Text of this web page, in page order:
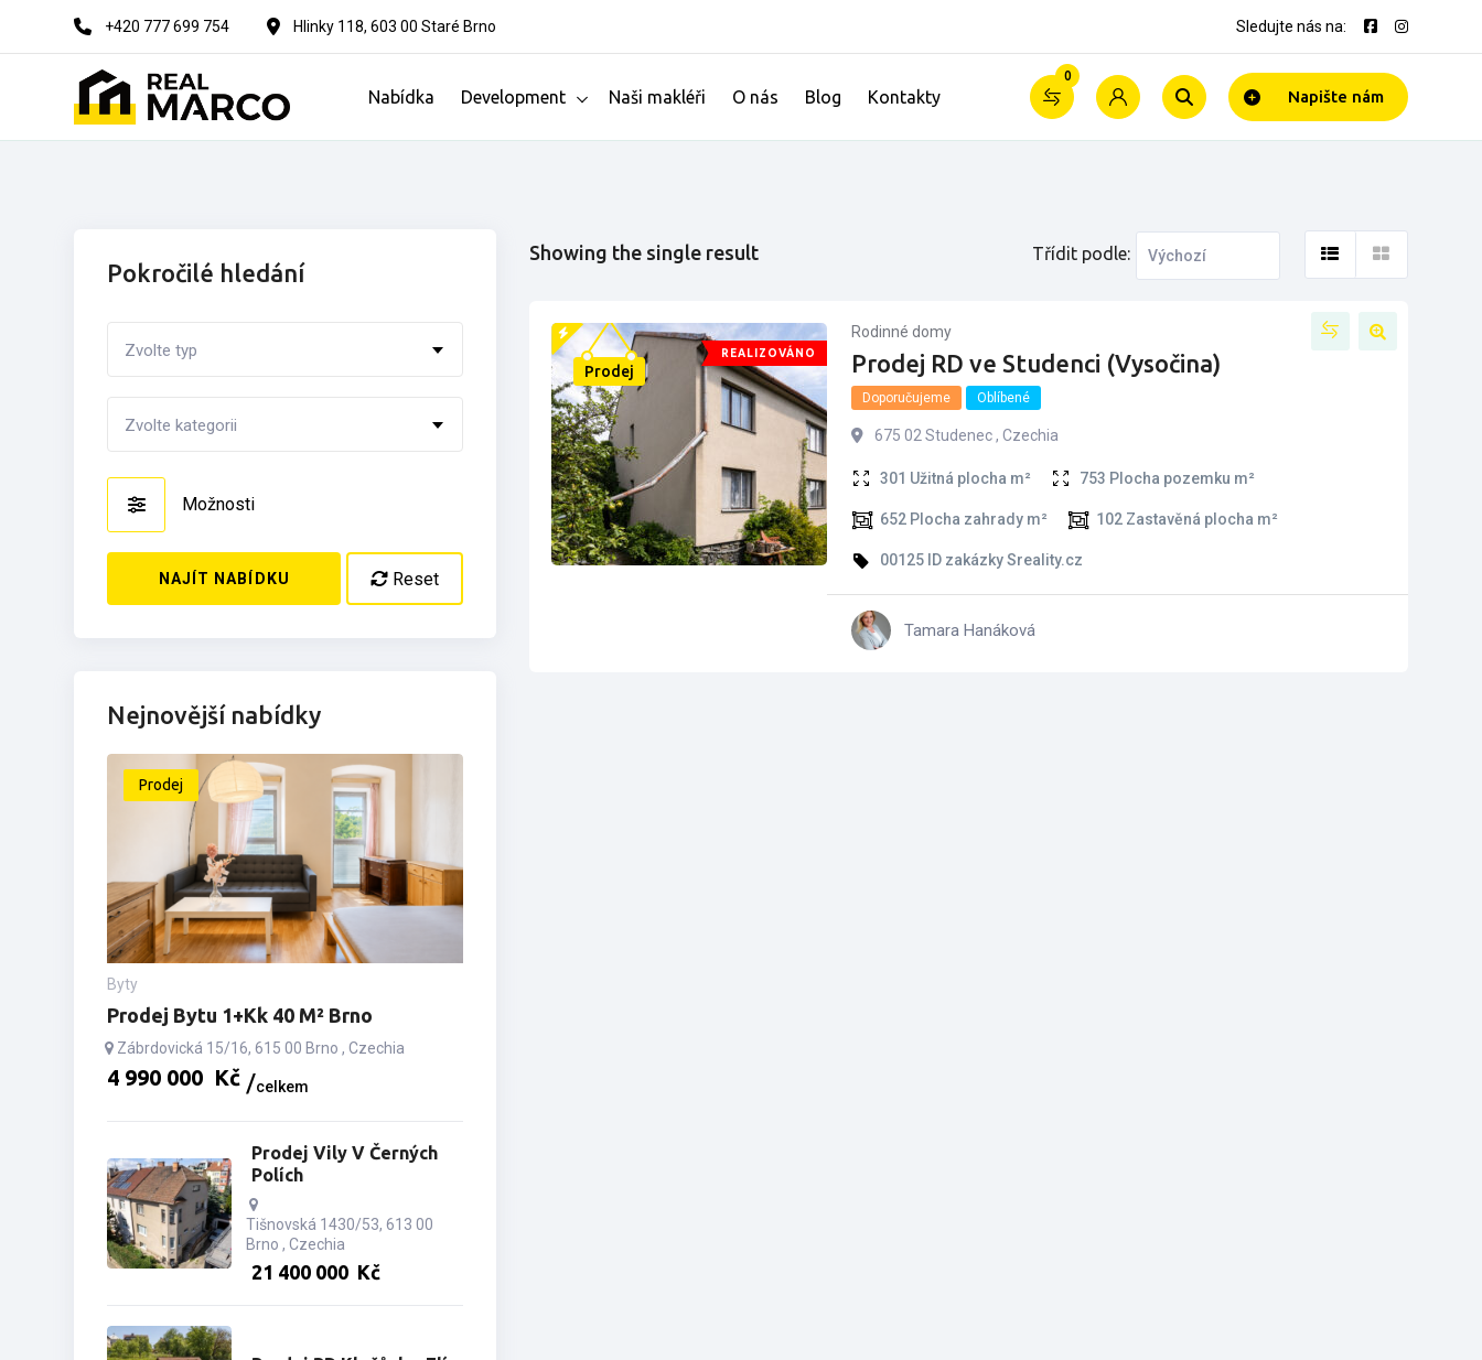
to
+420 777 699 754 Hlinky 118, 603 00 Staré Brno Sledujte nás na:
Nabídka Development Naši makléři O nás Blog Kontakty
0
Napište nám
Showing the single result Třídit podle:
REALIZOVÁNO
Prodej
Rodinné domy
Prodej RD ve Studenci (Vysočina)
Doporučujeme Oblíbené
675 02 Studenec , Czechia
301 Užitná plocha m² 753 Plocha pozemku m²
652 Plocha zahrady m² 102 Zastavěná plocha m²
00125 ID zakázky Sreality.cz
Tamara Hanáková
Pokročilé hledání
Zvolte typ
Zvolte kategorii
Možnosti
NAJÍT NABÍDKU Reset
Nejnovější nabídky
Prodej
Byty
Prodej Bytu 1+kk 40 M² Brno
Zábrdovická 15/16, 615 00 Brno , Czechia
4­ ­­990­ ­­000­ ­­ Kč celkem
Prodej Vily V Černých
Polích
Tišnovská 1430/53, 613 00
Brno , Czechia
21­ ­­400­ ­­000­ ­­ Kč